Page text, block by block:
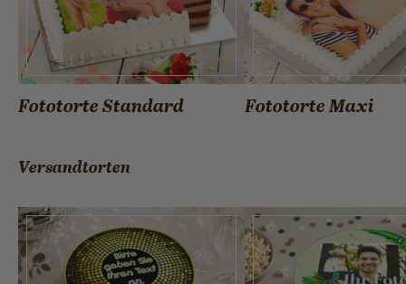
Fototorte Standard Fototorte Maxi
Versandtorten